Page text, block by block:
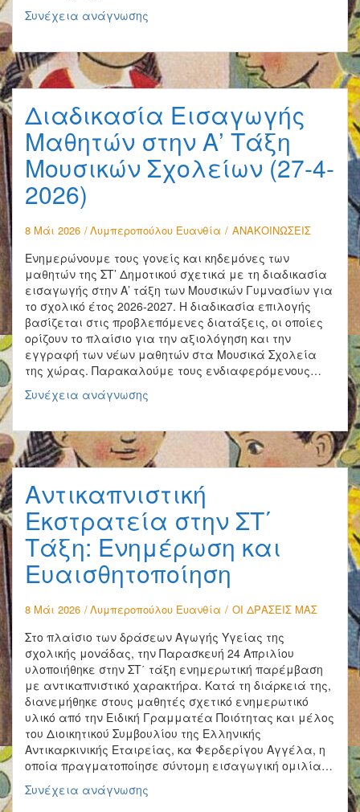
Συνέχεια ανάγνωσης
Διαδικασία Εισαγωγής
Μαθητών στην Α’ Τάξη
Μουσικών Σχολείων (27-4-
2026)
8 Μάι 2026 Λυμπεροπούλου Ευανθία ΑΝΑΚΟΙΝΩΣΕΙΣ
Ενημερώνουμε τους γονείς και κηδεμόνες των
μαθητών της ΣΤ’ Δημοτικού σχετικά με τη διαδικασία
εισαγωγής στην Α’ τάξη των Μουσικών Γυμνασίων για
το σχολικό έτος 2026-2027. Η διαδικασία επιλογής
βασίζεται στις προβλεπόμενες διατάξεις, οι οποίες
ορίζουν το πλαίσιο για την αξιολόγηση και την
εγγραφή των νέων μαθητών στα Μουσικά Σχολεία
της χώρας. Παρακαλούμε τους ενδιαφερόμενους…
Συνέχεια ανάγνωσης
στην
Α’
Μουσικών
Σχολείων
(27-
2026)
Αντικαπνιστική
Εκστρατεία στην ΣΤ΄
Τάξη: Ενημέρωση και
Ευαισθητοποίηση
8 Μάι 2026 Λυμπεροπούλου Ευανθία ΟΙ ΔΡΑΣΕΙΣ ΜΑΣ
Στο πλαίσιο των δράσεων Αγωγής Υγείας της
σχολικής μονάδας, την Παρασκευή 24 Απριλίου
υλοποιήθηκε στην ΣΤ΄ τάξη ενημερωτική παρέμβαση
με αντικαπνιστικό χαρακτήρα. Κατά τη διάρκειά της,
διανεμήθηκε στους μαθητές σχετικό ενημερωτικό
υλικό από την Ειδική Γραμματέα Ποιότητας και μέλος
του Διοικητικού Συμβουλίου της Ελληνικής
Αντικαρκινικής Εταιρείας, κα Φερδερίγου Αγγέλα, η
οποία πραγματοποίησε σύντομη εισαγωγική ομιλία…
Συνέχεια ανάγνωσης